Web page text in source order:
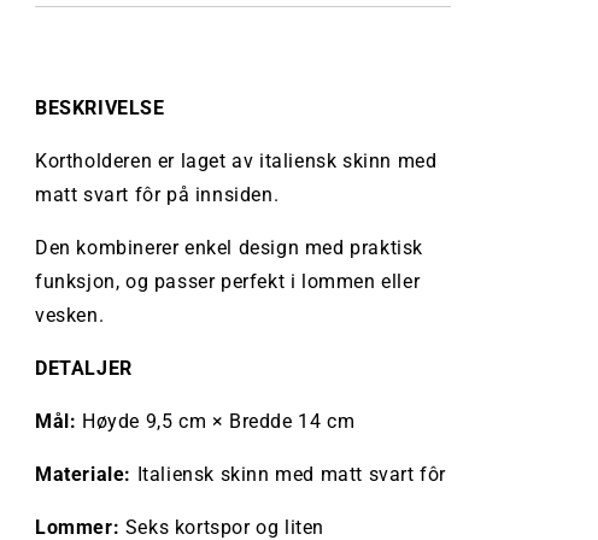
BESKRIVELSE
Kortholderen er laget av italiensk skinn med
matt svart fôr på innsiden.
Den kombinerer enkel design med praktisk
funksjon, og passer perfekt i lommen eller
vesken.
DETALJER
Mål: Høyde 9,5 cm × Bredde 14 cm
Materiale: Italiensk skinn med matt svart fôr
Lommer: Seks kortspor og liten